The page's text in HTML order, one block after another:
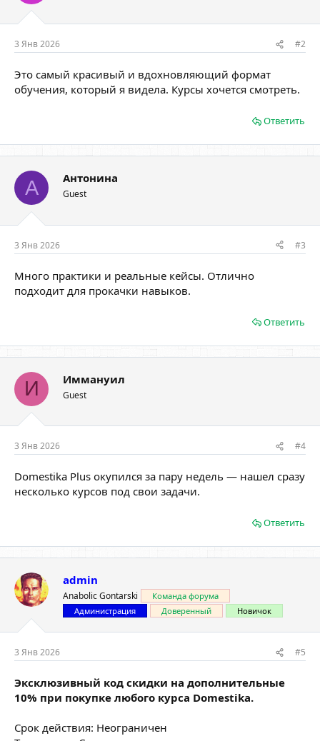
3 Янв 2026 #2
Это самый красивый и вдохновляющий формат
обучения, который я видела. Курсы хочется смотреть.
Ответить
А Антонина
Guest
3 Янв 2026 #3
Много практики и реальные кейсы. Отлично
подходит для прокачки навыков.
Ответить
И Иммануил
Guest
3 Янв 2026 #4
Domestika Plus окупился за пару недель — нашел сразу
несколько курсов под свои задачи.
Ответить
admin
Anabolic Gontarski
Команда форума
Администрация
Доверенный Новичок
3 Янв 2026 #5
Эксклюзивный код скидки на дополнительные
10% при покупке любого курса Domestika.
Срок действия: Неограничен